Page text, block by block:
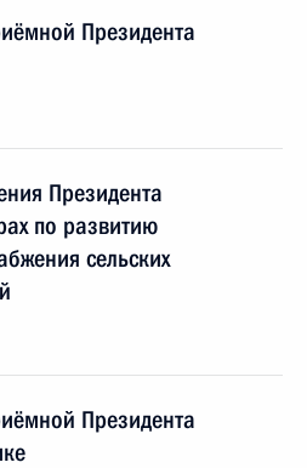
Президента
Президента
по развитию
сельских
Президента